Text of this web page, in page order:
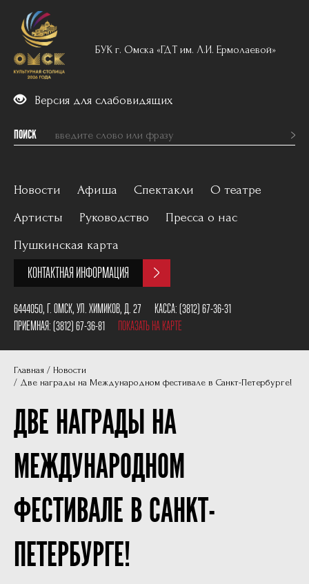
БУК г. Омска «ГДТ им. Л.И. Ермолаевой»
Версия для слабовидящих
ПОИСК
Новости Афиша Спектакли
Вечерний репертуар
Пушкинская карта
О театре
История
Наши партнеры
Артисты Руководство
Пресса о нас
Пушкинская карта
КОНТАКТНАЯ ИНФОРМАЦИЯ
6444050, Г. ОМСК, УЛ. ХИМИКОВ, Д. 27 КАССА:(3812) 67-36-31
ПРИЕМНАЯ:(3812) 67-36-81 ПОКАЗАТЬ НА КАРТЕ
Главная
Новости
Две награды на Международном фестивале в Санкт-Петербурге!
ДВЕ НАГРАДЫ НА
МЕЖДУНАРОДНОМ
ФЕСТИВАЛЕ В САНКТ-
ПЕТЕРБУРГЕ!